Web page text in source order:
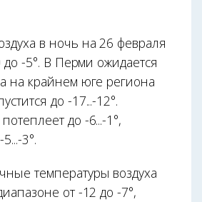
в ночь на 26 февраля
до -5°. В Перми ожидается
на крайнем юге региона
до -17...-12°.
до -6...-1°,
3°.
температуры воздуха
от -12 до -7°,